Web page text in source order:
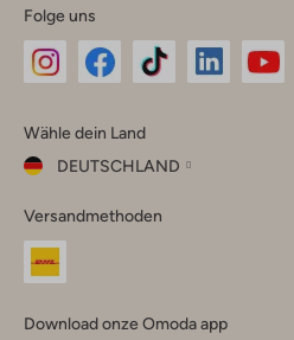
Folge uns
Instagram
Facebook
TikTok
Wähle dein Land
DEUTSCHLAND
dein
Land
Versandmethoden
Download onze Omoda app